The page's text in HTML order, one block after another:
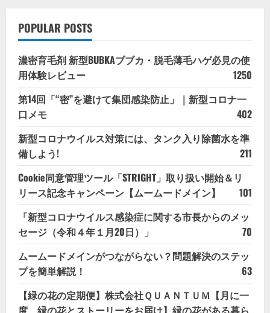
POPULAR POSTS
濃密育毛剤 新型BUBKAブブカ・脱毛薄毛ハゲ必見の使
用体験レビュー
1250
第14回「“密”を避けて集団感染防止」｜新型コロナ一
口メモ
402
新型コロナウイルス対策には、タンク入り除菌水を準
備しよう!
211
Cookie同意管理ツール「STRIGHT」取り扱い開始＆リ
リース記念キャンペーン【ムームードメイン】
101
「新型コロナウイルス感染症に関する市長からのメッ
セージ（令和４年１月20日）」
70
ムームードメインがつながらない？問題解決のステッ
プを簡単解説！
63
【緑の花の定期便】株式会社ＱＵＡＮＴＵＭ【月に一
度、緑の花とストーリーをお届け】緑の花がある暮ら